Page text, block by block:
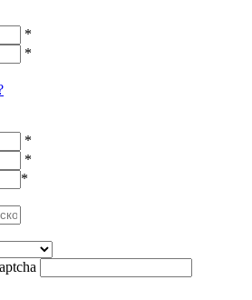
*
*
*
*
*